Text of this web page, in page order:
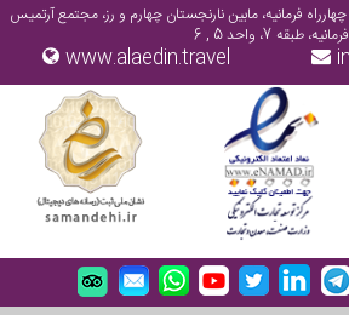
چهارراه فرمانیه، مابین نارنجستان چهارم و رز، مجتمع آرتمیس
فرمانیه، طبقه 7، واحد 5 , 6
www.alaedin.travel